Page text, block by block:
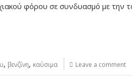
φόρου σε συνδυασμό με την
, βενζίνη, καύσιμα Leave a comment